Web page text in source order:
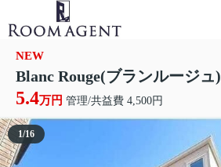
NEW
Blanc Rouge(ブランルージュ)
5.4万円 管理/共益費 4,500円
1/16